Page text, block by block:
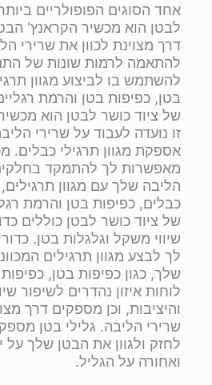
אחד הסוגים הפופולריים
לבטן הוא מכשיר הקראנץ'
דרך מצוינת לכוון את שרירי
להתאמה לרמות שונות של
להשתמש בו לביצוע מגוון
בטן, כפיפות בטן והרמת
של ציוד כושר לבטן הוא
זו נועדה לעבוד על שרירי
אספקת מגוון תרגילי כבלים.
מאפשרות לך להתמקד
הליבה שלך עם מגוון תרגילים,
כבלים, כפיפות בטן והרמת
של ציוד כושר לבטן כוללים
שיווי משקל וגלגלות בטן.
לך לבצע מגוון תרגילים
שלך, כגון כפיפות בטן,
לוחות איזון נהדרים לשיפור
והיציבות, וכן מספקים דרך
שרירי הליבה. גלילי בטן
לחזק ולגוון את הבטן שלך על
ואחורה על הגליל.